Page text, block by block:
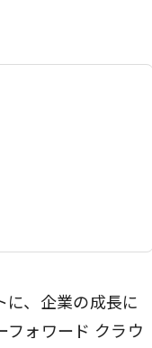
に、企業の成長に
フォワード クラウ